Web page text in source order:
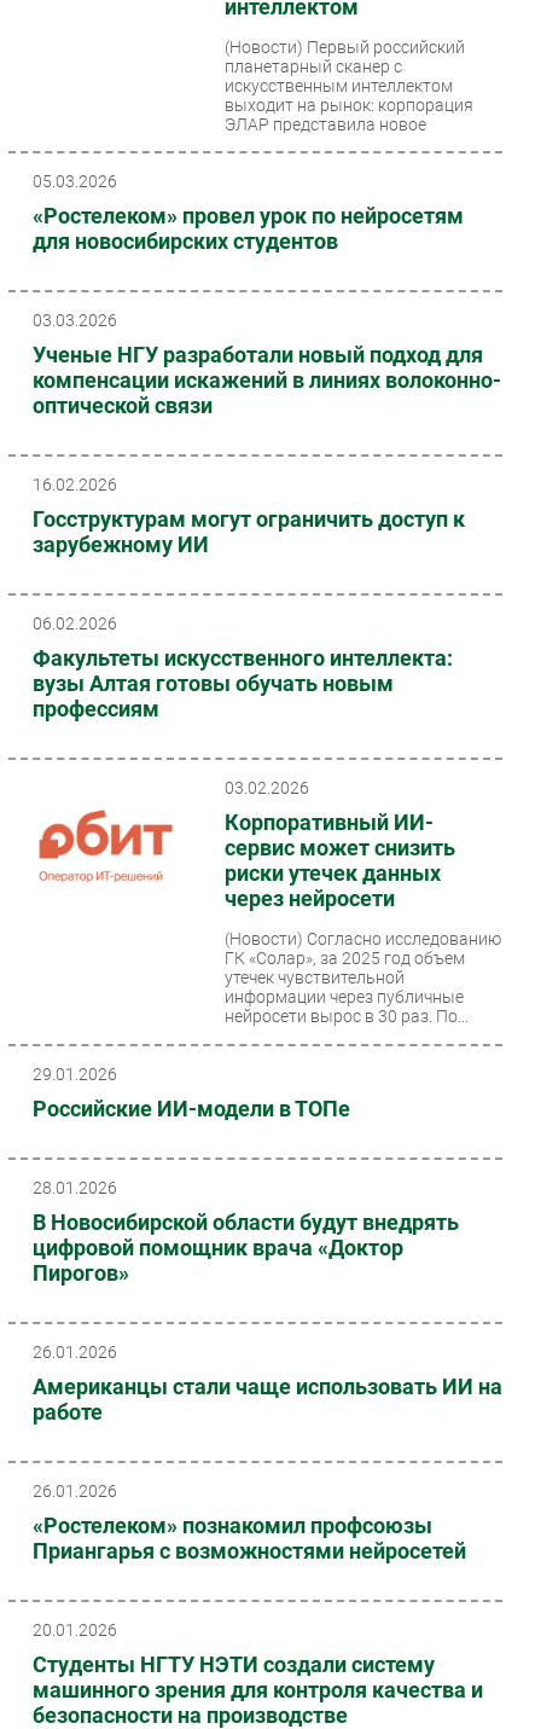
интеллектом
(Новости) Первый российский
планетарный сканер с
искусственным интеллектом
выходит на рынок: корпорация
ЭЛАР представила новое
05.03.2026
«Ростелеком» провел урок по нейросетям
для новосибирских студентов
03.03.2026
Ученые НГУ разработали новый подход для
компенсации искажений в линиях волоконно-
оптической связи
16.02.2026
Госструктурам могут ограничить доступ к
зарубежному ИИ
06.02.2026
Факультеты искусственного интеллекта:
вузы Алтая готовы обучать новым
профессиям
03.02.2026
Корпоративный ИИ-
сервис может снизить
риски утечек данных
через нейросети
(Новости) Согласно исследованию
ГК «Солар», за 2025 год объем
утечек чувствительной
информации через публичные
нейросети вырос в 30 раз. По...
29.01.2026
Российские ИИ-модели в ТОПе
28.01.2026
В Новосибирской области будут внедрять
цифровой помощник врача «Доктор
Пирогов»
26.01.2026
Американцы стали чаще использовать ИИ на
работе
26.01.2026
«Ростелеком» познакомил профсоюзы
Приангарья с возможностями нейросетей
20.01.2026
Студенты НГТУ НЭТИ создали систему
машинного зрения для контроля качества и
безопасности на производстве